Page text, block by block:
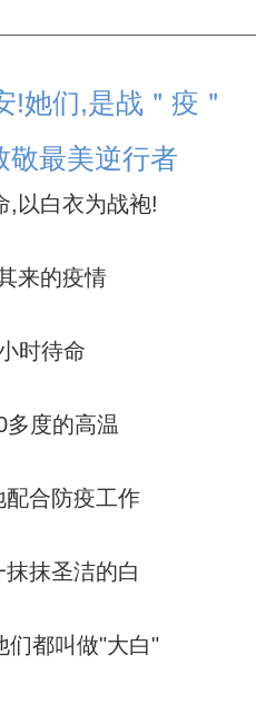
!她们,是战＂疫＂
敬最美逆行者
,以白衣为战袍!
来的疫情
时待命
多度的高温
合防疫工作
抹圣洁的白
们都叫做"大白"